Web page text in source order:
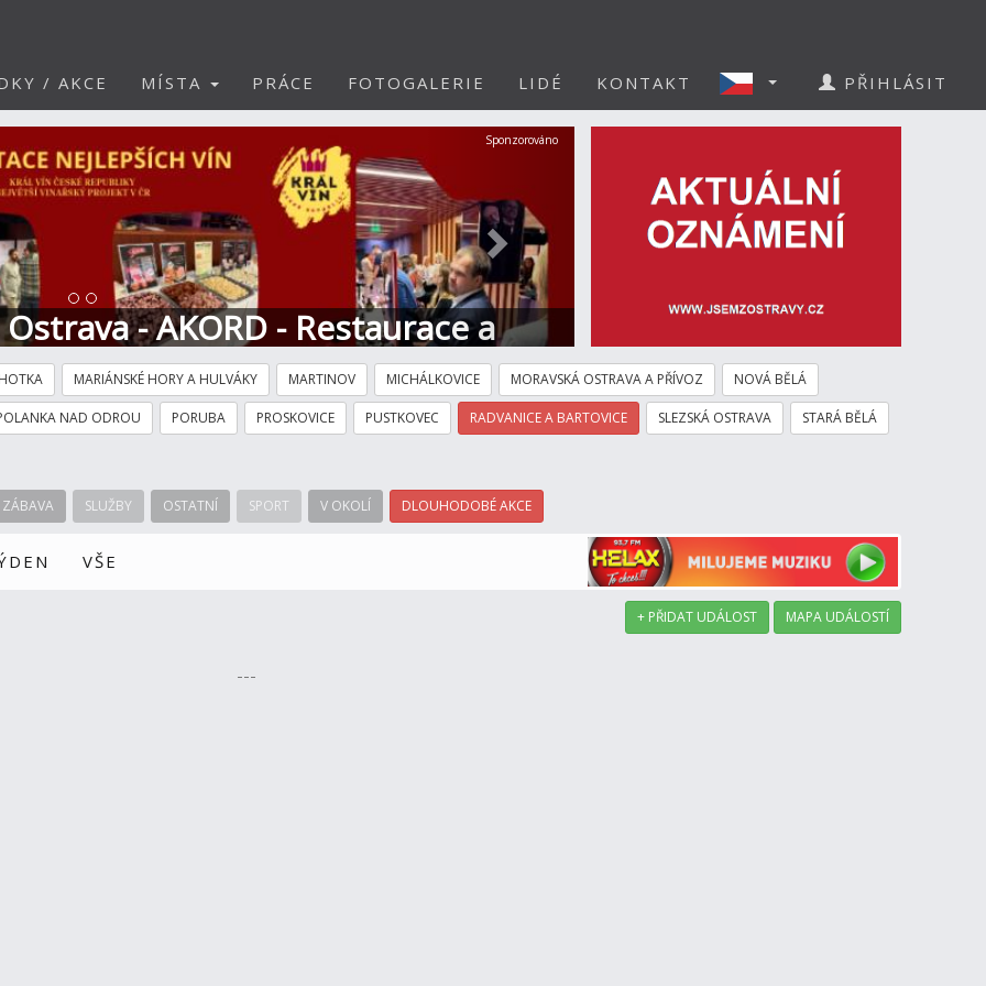
/ AKCE MÍSTA PRÁCE FOTOGALERIE LIDÉ KONTAKT PŘIHLÁSIT
- AKORD - Restaurace a
Další
Sponzorováno
MARIÁNSKÉ HORY A HULVÁKY MARTINOV MICHÁLKOVICE MORAVSKÁ OSTRAVA A PŘÍVOZ NOVÁ BĚLÁ
NAD ODROU PORUBA PROSKOVICE PUSTKOVEC RADVANICE A BARTOVICE SLEZSKÁ OSTRAVA STARÁ BĚLÁ
ZÁBAVA SLUŽBY OSTATNÍ SPORT V OKOLÍ DLOUHODOBÉ AKCE
VŠE
+ PŘIDAT UDÁLOST MAPA UDÁLOSTÍ
---